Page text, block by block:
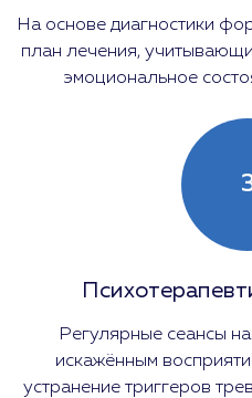
На основе диагностики
план лечения,
эмоциональное
Регулярные сеансы
искажённым
устранение триггеров